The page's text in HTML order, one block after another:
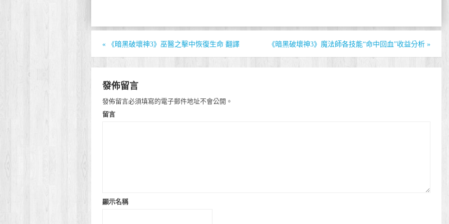
«《暗黑破壞神3》巫醫之擊中恢復生命 翻譯 《暗黑破壞神3》魔法師各技能“命中回血”收益分析 »
發佈留言
發佈留言必須填寫的電子郵件地址不會公開。
留言
顯示名稱